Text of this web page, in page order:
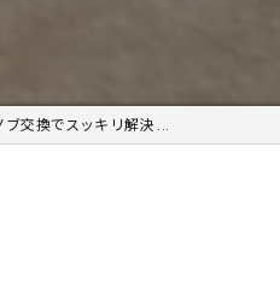
交換でスッキリ解決 ...